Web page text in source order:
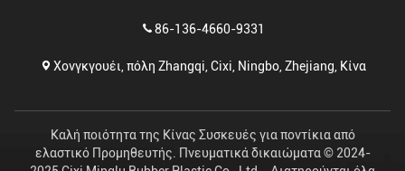
86-136-4660-9331
Χονγκγουέι, πόλη Zhangqi, Cixi, Ningbo, Zhejiang, Κίνα
Καλή ποιότητα της Κίνας Συσκευές για ποντίκια από
ελαστικό Προμηθευτής. Πνευματικά δικαιώματα © 2024-